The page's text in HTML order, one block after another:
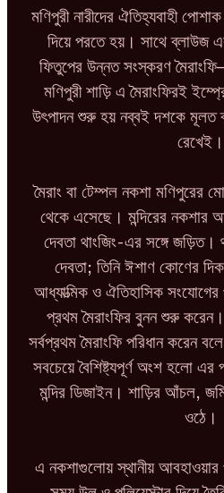
মণিপুরী নারীদের ঐতিহ্যবাহী
দিয়ে পরতে হয়। সাথে ব্লাউজ
ফিতুপের উন্নত সংস্করণ
মণিপুরী শাড়ি এ মৈরাংফিরই
উৎপাদন শুরু হয় নব্বই দশকে মূলত
রেখেই।
মৈরাং বা টেম্পল নকশা মণিপুরের
থেকে এসেছে। মন্দিরের নকশার
দেবতা থাংজিং-এর সঙ্গে জড়িত।
দেবতা; তিনি ঈশাণ কোণের
আধ্যাত্মিক ও ঐতিহাসিক সংযোগের
প্রথম মৈরাংফির বুনন শুরু করেন।
সর্বপ্রথম মৈরাংফি পরিধান করেন
সবচেয়ে বৈশিষ্ট্যপূর্ণ অংশ হলো এর
মন্দির ডিজাইন। শাড়ির আঁচল,
ওঠে।
এ নকশাগুলোয় স্থানীয়